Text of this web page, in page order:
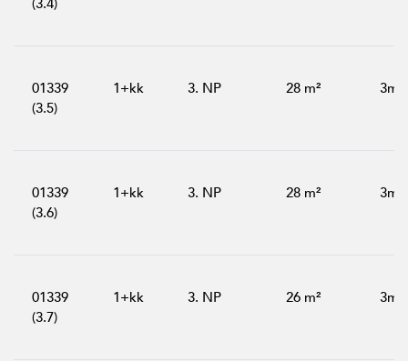
(3.4)
01339
(3.5)
1+kk 3. NP 28 m² 3m²
01339
(3.6)
1+kk 3. NP 28 m² 3m²
01339
(3.7)
1+kk 3. NP 26 m² 3m²